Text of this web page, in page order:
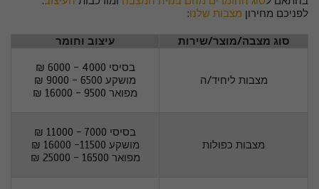
לפניכם מחירון מצבות שלנו:
סוג מצבה/מוצר/שירות עיצוב וחומר
מצבות ליחיד/ה
בסיסי 4000 - 6000 ₪
מושקע 6500 - 9000 ₪
מפואר 9500 - 16000 ₪
מצבות כפולות
בסיסי 7000 - 11000 ₪
מושקע 11500- 16000 ₪
מפואר 16500 - 25000 ₪